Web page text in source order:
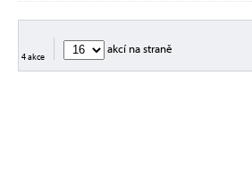
4 akce
akcí na straně